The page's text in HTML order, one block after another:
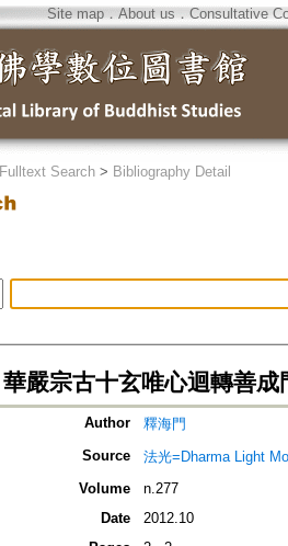
Site map．About us ． Consultative
Fulltext Search > Bibliography Detail
華嚴宗古十玄唯心迴轉善成
Author
釋海門
Source
法光=Dharma Light
Volume
n.277
Date
2012.10